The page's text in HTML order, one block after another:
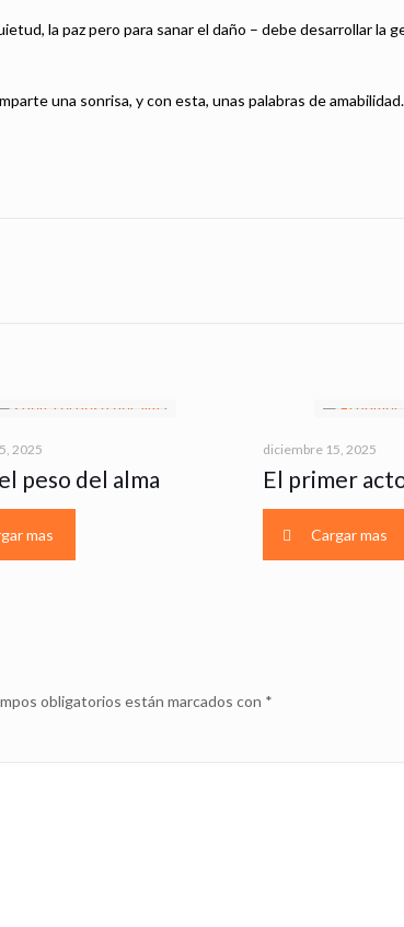
la paz pero para sanar el daño – debe desarrollar
una sonrisa, y con esta, unas palabras de amabilidad.
2025
peso del alma
mas
diciembre 15, 2025
El primer
Cargar mas
obligatorios están marcados con *